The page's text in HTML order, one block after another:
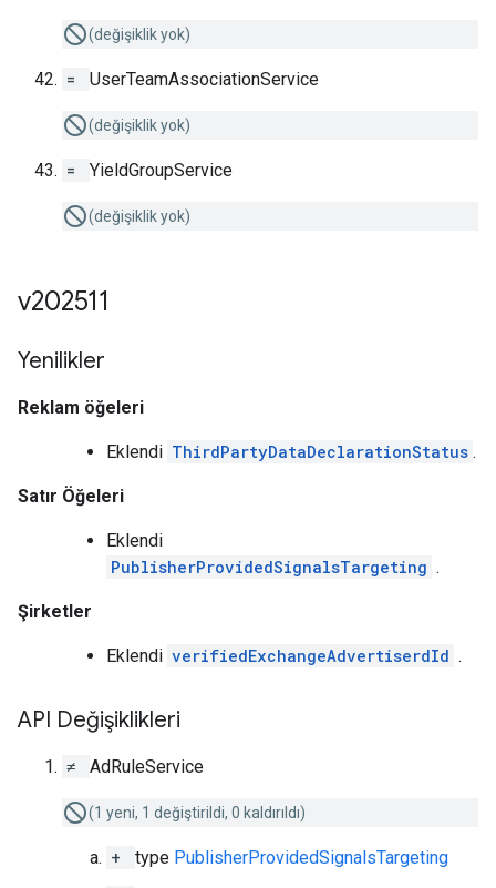
(değişiklik yok)
= UserTeamAssociationService
(değişiklik yok)
= YieldGroupService
(değişiklik yok)
v202511
Yenilikler
Reklam öğeleri
Eklendi ThirdPartyDataDeclarationStatus .
Satır Öğeleri
Eklendi
PublisherProvidedSignalsTargeting .
Şirketler
Eklendi verifiedExchangeAdvertiserdId .
API Değişiklikleri
≠ AdRuleService
(1 yeni, 1 değiştirildi, 0 kaldırıldı)
+ type PublisherProvidedSignalsTargeting